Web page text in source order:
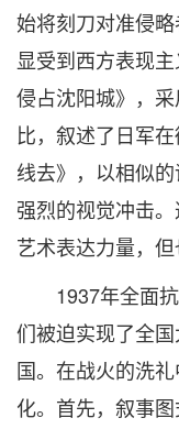
始将刻刀对准侵
显受到西方表现
侵占沈阳城》，
比，叙述了日军
线去》，以相似
强烈的视觉冲击
艺术表达力量，
1937年全面抗
们被迫实现了全
国。在战火的洗
化。首先，叙事